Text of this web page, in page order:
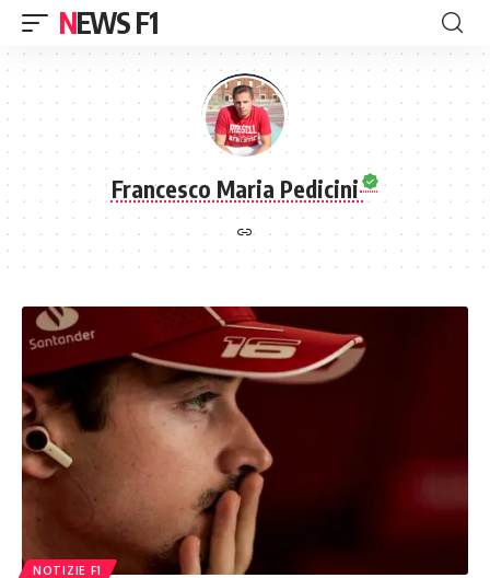
NEWS F1
Francesco Maria Pedicini
NOTIZIE F1